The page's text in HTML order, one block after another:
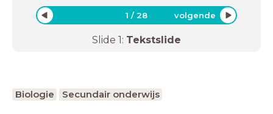
1 /28 volgende
Slide 1: Tekstslide
Biologie Secundair onderwijs